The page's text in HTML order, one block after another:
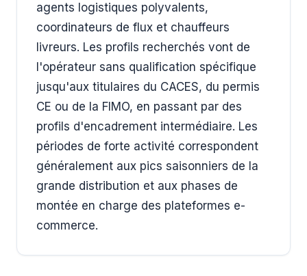
agents logistiques polyvalents,
coordinateurs de flux et chauffeurs
livreurs. Les profils recherchés vont de
l'opérateur sans qualification spécifique
jusqu'aux titulaires du CACES, du permis
CE ou de la FIMO, en passant par des
profils d'encadrement intermédiaire. Les
périodes de forte activité correspondent
généralement aux pics saisonniers de la
grande distribution et aux phases de
montée en charge des plateformes e-
commerce.